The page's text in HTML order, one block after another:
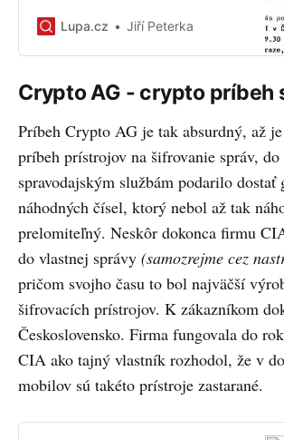
připojila k Internetu. Od té doby se
Lupa.cz Jiří Peterka
Crypto AG - crypto príbeh
Príbeh Crypto AG je tak absurdný, až
príbeh prístrojov na šifrovanie správ, do
spravodajským službám podarilo dostať
náhodných čísel, ktorý nebol až tak
prelomiteľný. Neskôr dokonca firmu
do vlastnej správy (samozrejme cez
pričom svojho času to bol najväčší
šifrovacích prístrojov. K zákazníkom
Československo. Firma fungovala do
CIA ako tajný vlastník rozhodol, že v
mobilov sú takéto prístroje zastarané.